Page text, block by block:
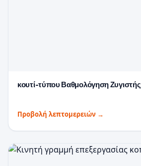
κουτί-τύπου Βαθμολόγηση Ζυγιστής
Προβολή λεπτομερειών →